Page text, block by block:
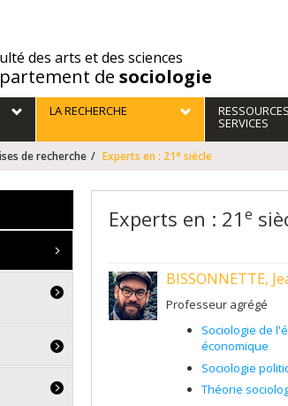
des arts et des sciences
de sociologie
LA RECHERCHE
SERVICES
de recherche Experts en : 21e siècle
Experts en : 21 e
BISSONNETTE,
Professeur agrégé
Sociologie de
économique
Sociologie
Théorie